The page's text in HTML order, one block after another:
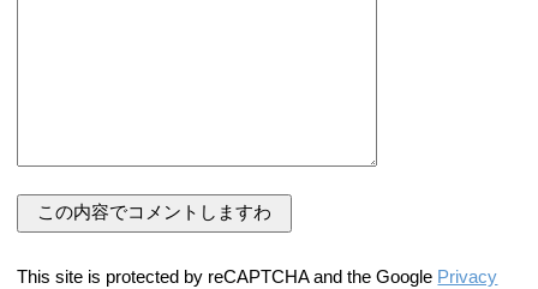
This site is protected by reCAPTCHA and the Google Privacy